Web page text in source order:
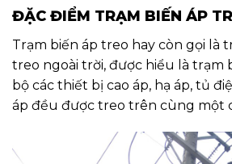
ĐẶC ĐIỂM TRẠM BIẾN ÁP
Trạm biến áp treo hay còn gọi là
treo ngoài trời, được hiểu là trạm
bộ các thiết bị cao áp, hạ áp, tủ
áp đều được treo trên cùng một